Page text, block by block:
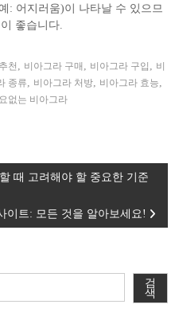
: 어지러움)이 나타날 수 있으므
좋습니다.
천 비아그라 구매 비아그라 구입
비
종류 비아그라 처방, 비아그라 효능
없는 비아그라
때 고려해야 할 중요한 기준
이트: 모든 것을 알아보세요!
검
색